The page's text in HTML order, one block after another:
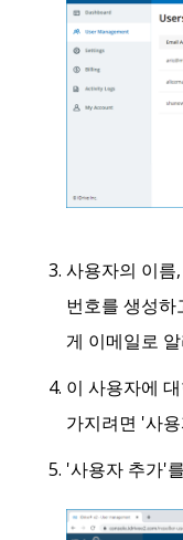
사용자의 이름
번호를 생성하
게 이메일로
이 사용자에
가지려면 '사
'사용자 추가'